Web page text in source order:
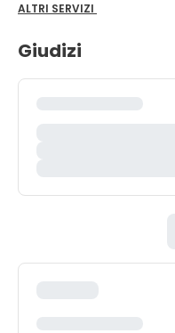
ALTRI SERVIZI
Giudizi